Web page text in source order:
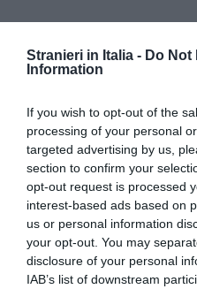
Stranieri in Italia - Do Not
Information
If you wish to opt-out of the
processing of your personal
targeted advertising by us,
section to confirm your
opt-out request is processed
interest-based ads based on
us or personal information
your opt-out. You may
disclosure of your personal
IAB’s list of downstream
Riecco Salvini:
porti, migranti
Articolo seguente
Prima di stipulare
TI POTREBBERO
ANCHE: